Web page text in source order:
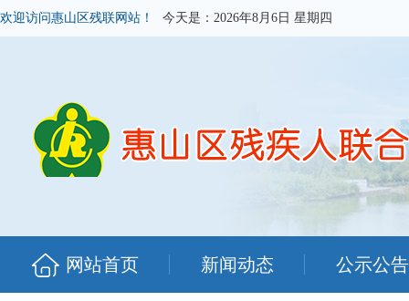
欢迎访问惠山区残联网站！ 今天是： 2026年8月6日 星期四
网站首页 新闻动态 公示公告